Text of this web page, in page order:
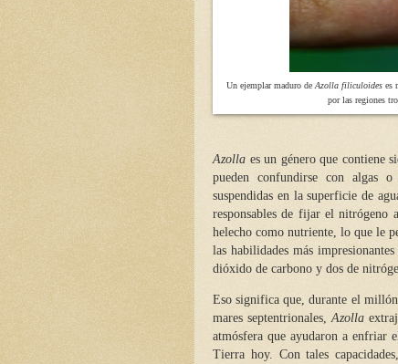
Un ejemplar maduro de Azolla filiculoideses
por las regiones
Azolla es un género que contiene
pueden confundirse con algas
suspendidas en la superficie de
responsables de fijar el nitrógeno
helecho como nutriente, lo que le
las habilidades más
dióxido de carbono y dos de
Eso significa que, durante el
mares septentrionales,Azolla
atmósfera que ayudaron a enfriar
Tierra hoy. Con tales capacidades,